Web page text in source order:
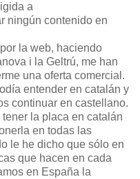
a
ningún contenido en
la web, haciendo
i la Geltrú, me han
una oferta comercial.
entender en catalán y
continuar en castellano.
la placa en catalán
en todas las
le he dicho que sólo en
que hacen en cada
en España la